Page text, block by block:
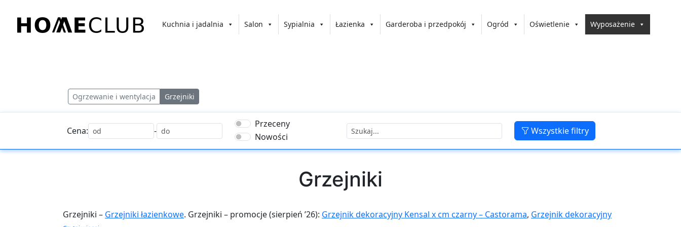
treści
Kuchnia i jadalnia Salon Sypialnia Łazienka Garderoba i przedpokój Ogród Oświetlenie Wyposażenie
Ogrzewanie i wentylacja Grzejniki
Cena: -
Przeceny
Nowości
Wszystkie filtry
Grzejniki
Grzejniki – Grzejniki łazienkowe. Grzejniki – promocje (sierpień ’26): Grzejnik dekoracyjny Kensal x cm czarny – Castorama, Grzejnik dekoracyjny